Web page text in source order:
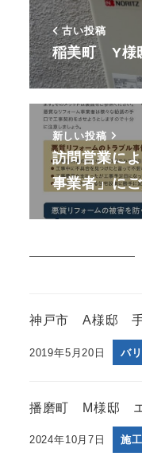
古い投稿
稲美町 Y様
新しい投稿
訪問営業に
事業者」に
神戸市 A様邸 手
2019年5月20日 バ
播磨町 M様邸 エ
2024年10月7日 施